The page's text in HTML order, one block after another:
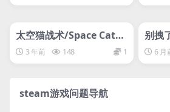
网盘下载游戏
太空猫战术/Space Cats T
actics
3 年前 148 1
别拽
er6 月
steam游戏问题导航